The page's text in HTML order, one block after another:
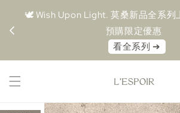
🕊️ Wish Upon Light. 莫桑新品全系列
預購限定優惠⁠
⁠看全系列 ➔⁠